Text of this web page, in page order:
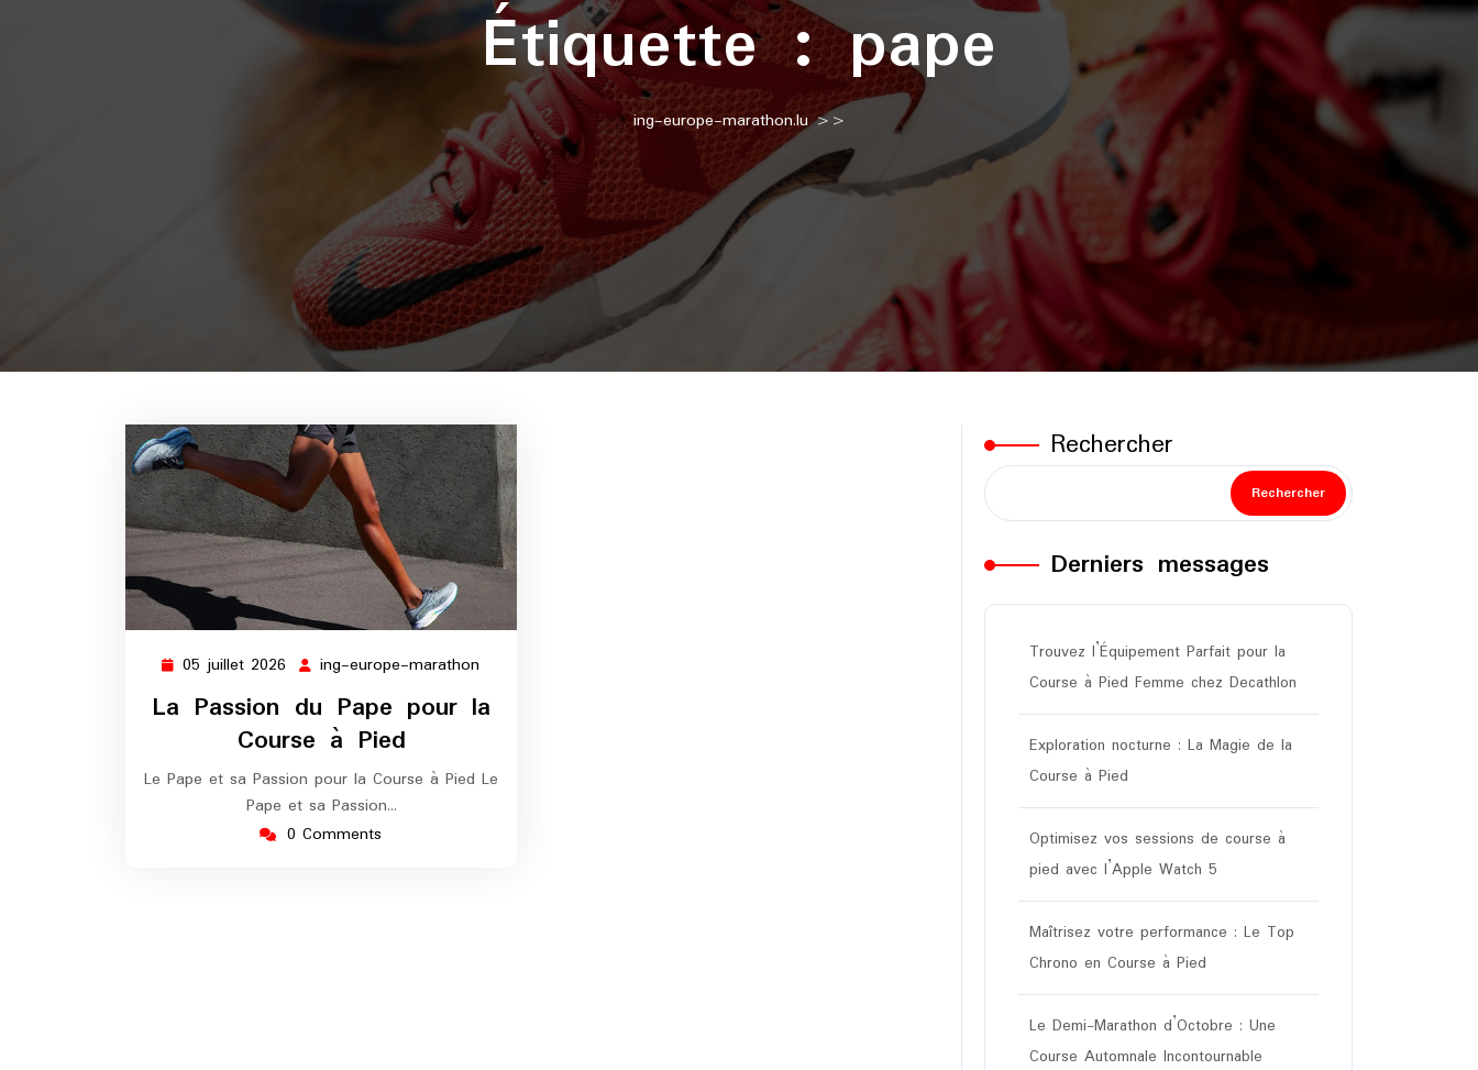
Étiquette :pape
ing-europe-marathon.lu>>
05 juillet 2026 05
juillet
2026
ing-europe-marathon
marathon
La Passion du Pape pour la
Course à Pied
Le Pape et sa Passion pour la Course à Pied Le
Pape et sa Passion…
0 Comments
Rechercher
Rechercher
Derniers messages
Trouvez l’Équipement Parfait pour la
Course à Pied Femme chez Decathlon
Exploration nocturne : La Magie de la
Course à Pied
Optimisez vos sessions de course à
pied avec l’Apple Watch 5
Maîtrisez votre performance : Le Top
Chrono en Course à Pied
Le Demi-Marathon d’Octobre : Une
Course Automnale Incontournable